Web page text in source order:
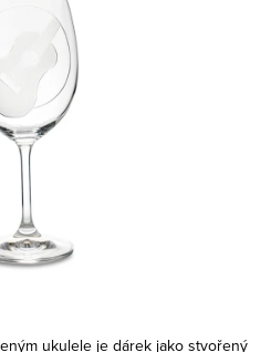
ukulele je dárek jako stvořený